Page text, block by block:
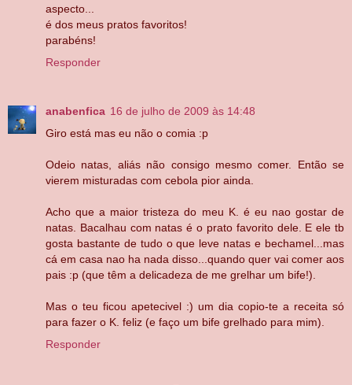
aspecto...
é dos meus pratos favoritos!
parabéns!
Responder
anabenfica 16 de julho de 2009 às 14:48
Giro está mas eu não o comia :p
Odeio natas, aliás não consigo mesmo comer. Então se
vierem misturadas com cebola pior ainda.
Acho que a maior tristeza do meu K. é eu nao gostar de
natas. Bacalhau com natas é o prato favorito dele. E ele tb
gosta bastante de tudo o que leve natas e bechamel...mas
cá em casa nao ha nada disso...quando quer vai comer aos
pais :p (que têm a delicadeza de me grelhar um bife!).
Mas o teu ficou apetecivel :) um dia copio-te a receita só
para fazer o K. feliz (e faço um bife grelhado para mim).
Responder